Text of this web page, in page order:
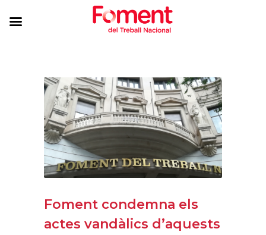
Foment condemna els
actes vandàlics d’aquests